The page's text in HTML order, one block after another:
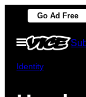
de
inhoud
Go Ad Free
Open
menu
Identity